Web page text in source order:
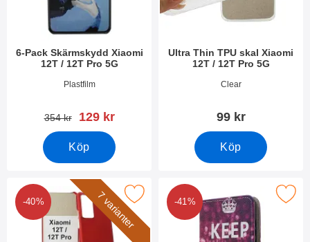
6-Pack Skärmskydd Xiaomi
12T / 12T Pro 5G
Art. nr 45216Plastfilm
tidigare pris
354 kr rea pris
129 kr
Köp
Ultra Thin TPU skal Xiaomi
12T / 12T Pro 5G
Art. nr 45257Clear
99 kr
Köp
7 varianter
-40%
Makera hardcase Xiaomi 12T / 12T Pro 5G som favorit
-41%
Makera designwallet Xiaomi 12T